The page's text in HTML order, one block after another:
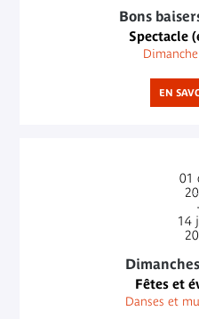
Bons
Spectacle
EN
01
14
Fêtes et
Danses et